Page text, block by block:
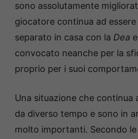
sono assolutamente
giocatore continua ad
separato in casa con la Dea
convocato neanche per la
proprio per i suoi
Una situazione che continua
da diverso tempo e sono in
molto importanti. Secondo